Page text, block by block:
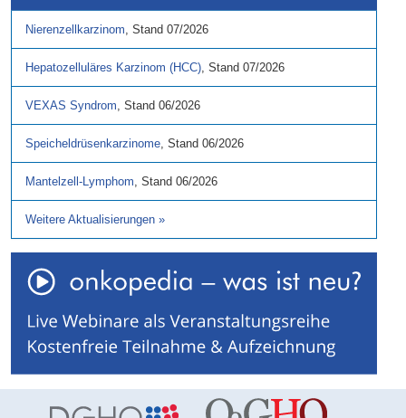
Nierenzellkarzinom, Stand 07/2026
Hepatozelluläres Karzinom (HCC), Stand 07/2026
VEXAS Syndrom, Stand 06/2026
Speicheldrüsenkarzinome, Stand 06/2026
Mantelzell-Lymphom, Stand 06/2026
Weitere Aktualisierungen »